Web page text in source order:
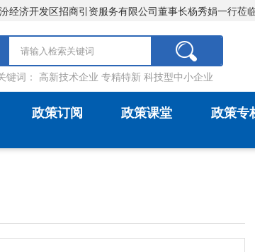
开发区招商引资服务有限公司董事长杨秀娟一行莅临诺
键词： 高新技术企业 专精特新 科技型中小企业
政策订阅 政策课堂 政策专